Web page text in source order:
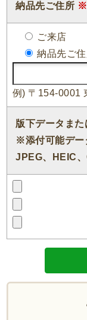
納品先ご住所 ※
ご来店
納品先ご
例) 〒154-0001
版下データまた
※添付可能デー
JPEG、HEIC